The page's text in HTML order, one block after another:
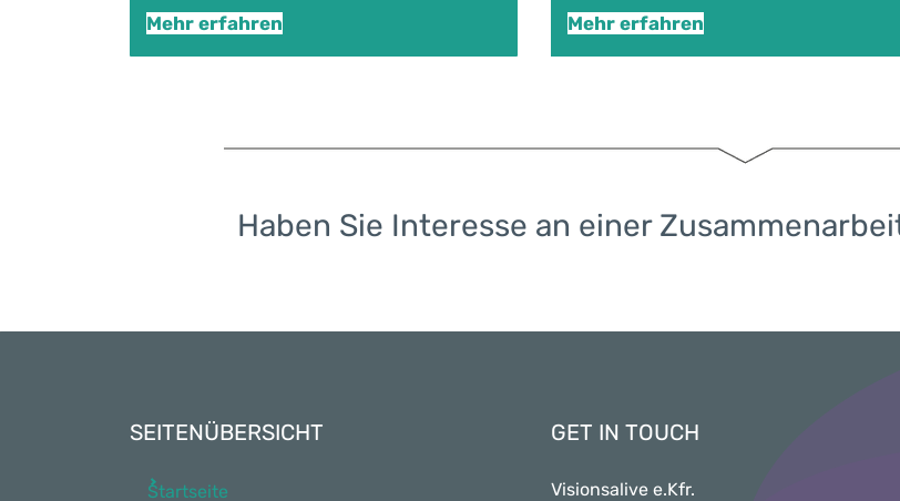
Mehr erfahren Mehr erfahren
Haben Sie Interesse an einer
SEITENÜBERSICHT
Startseite
GET IN TOUCH
Visionsalive e.Kfr.